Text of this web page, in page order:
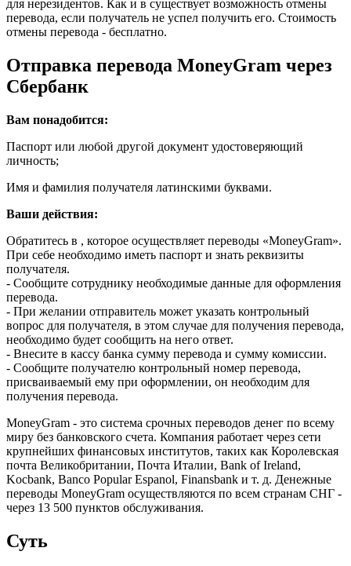
для нерезидентов. Как и в существует возможность отмены
перевода, если получатель не успел получить его. Стоимость
отмены перевода - бесплатно.
Отправка перевода MoneyGram через
Сбербанк
Вам понадобится:
Паспорт или любой другой документ удостоверяющий
личность;
Имя и фамилия получателя латинскими буквами.
Ваши действия:
Обратитесь в , которое осуществляет переводы «MoneyGram».
При себе необходимо иметь паспорт и знать реквизиты
получателя.
- Сообщите сотруднику необходимые данные для оформления
перевода.
- При желании отправитель может указать контрольный
вопрос для получателя, в этом случае для получения перевода,
необходимо будет сообщить на него ответ.
- Внесите в кассу банка сумму перевода и сумму комиссии.
- Сообщите получателю контрольный номер перевода,
присваиваемый ему при оформлении, он необходим для
получения перевода.
MoneyGram - это система срочных переводов денег по всему
миру без банковского счета. Компания работает через сети
крупнейших финансовых институтов, таких как Королевская
почта Великобритании, Почта Италии, Bank of Ireland,
Kocbank, Banco Popular Espanol, Finansbank и т. д. Денежные
переводы MoneyGram осуществляются по всем странам СНГ -
через 13 500 пунктов обслуживания.
Суть